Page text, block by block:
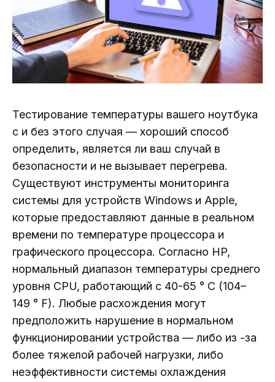
Тестирование температуры вашего ноутбука
с и без этого случая — хороший способ
определить, является ли ваш случай в
безопасности и не вызывает перегрева.
Существуют инструменты мониторинга
системы для устройств Windows и Apple,
которые предоставляют данные в реальном
времени по температуре процессора и
графического процессора. Согласно HP,
нормальный диапазон температуры среднего
уровня CPU, работающий с 40-65 ° C (104–
149 ° F). Любые расхождения могут
предположить нарушение в нормальном
функционировании устройства — либо из -за
более тяжелой рабочей нагрузки, либо
неэффективности системы охлаждения